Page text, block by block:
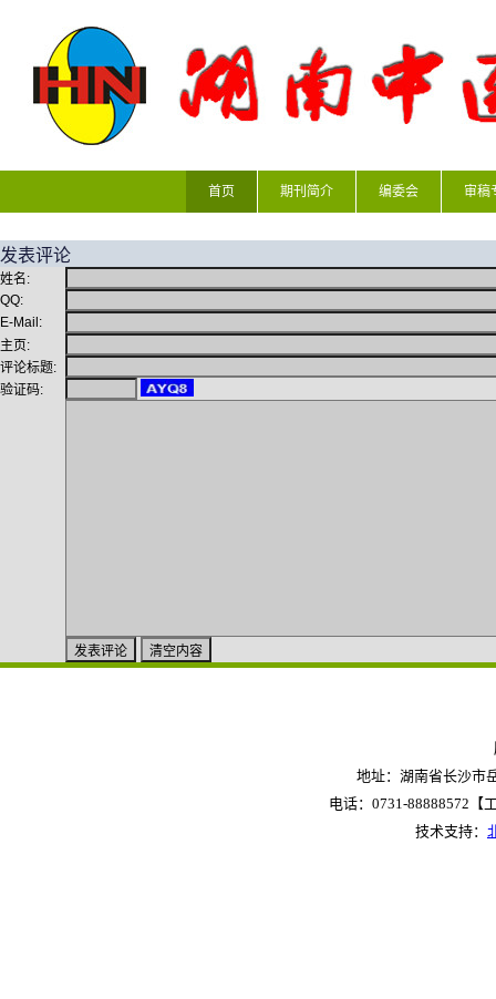
首页 期刊简介 编委会 审稿
发表评论
姓名:
QQ:
E-Mail:
主页:
评论标题:
验证码:
地址：湖南省长沙市
电话：0731-88888572【
技术支持：